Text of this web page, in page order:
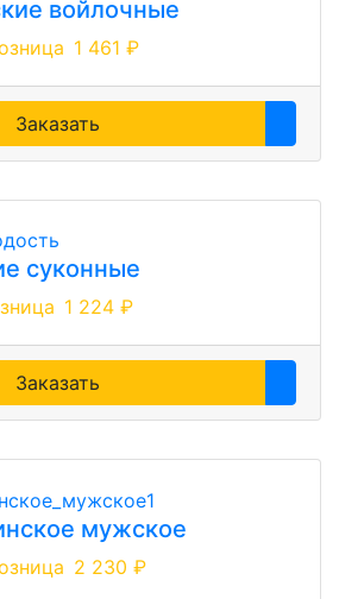
войлочные
1 461 ₽
Заказать
суконные
1 224 ₽
Заказать
мужское
2 230 ₽